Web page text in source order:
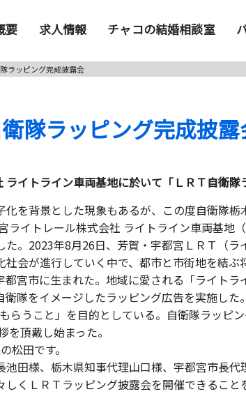
要 求人情報 チャコの結婚相談室
ラッピング完成披露会
隊ラッピング完成披
イトライン車両基地に於いて「ＬＲＴ自衛
を背景とした現象もあるが、この度自衛隊
イトレール株式会社 ライトライン車両基地
。2023年8月26日、芳賀・宇都宮ＬＲＴ（ラ
会が進行していく中で、都市と市街地を結ぶ
宮市に生まれた。地域に愛される「ライト
隊をイメージしたラッピング広告を実施し
らうこと」を目的としている。自衛隊ラッピ
頂戴し始まった。
松田です。
田様、栃木県知事代理山口様、宇都宮市長代
くＬＲＴラッピング披露会を開催できるこ